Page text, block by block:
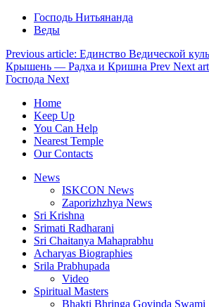
Господь Нитьянанда
Веды
Previous article: Единство Ведической
Крышень — Радха и Кришна Prev Next
Господа Next
Home
Keep Up
You Can Help
Nearest Temple
Our Contacts
News
ISKCON News
Zaporizhzhya News
Sri Krishna
Srimati Radharani
Sri Chaitanya Mahaprabhu
Acharyas Biographies
Srila Prabhupada
Video
Spiritual Masters
Bhakti Bhringa Govinda Swami